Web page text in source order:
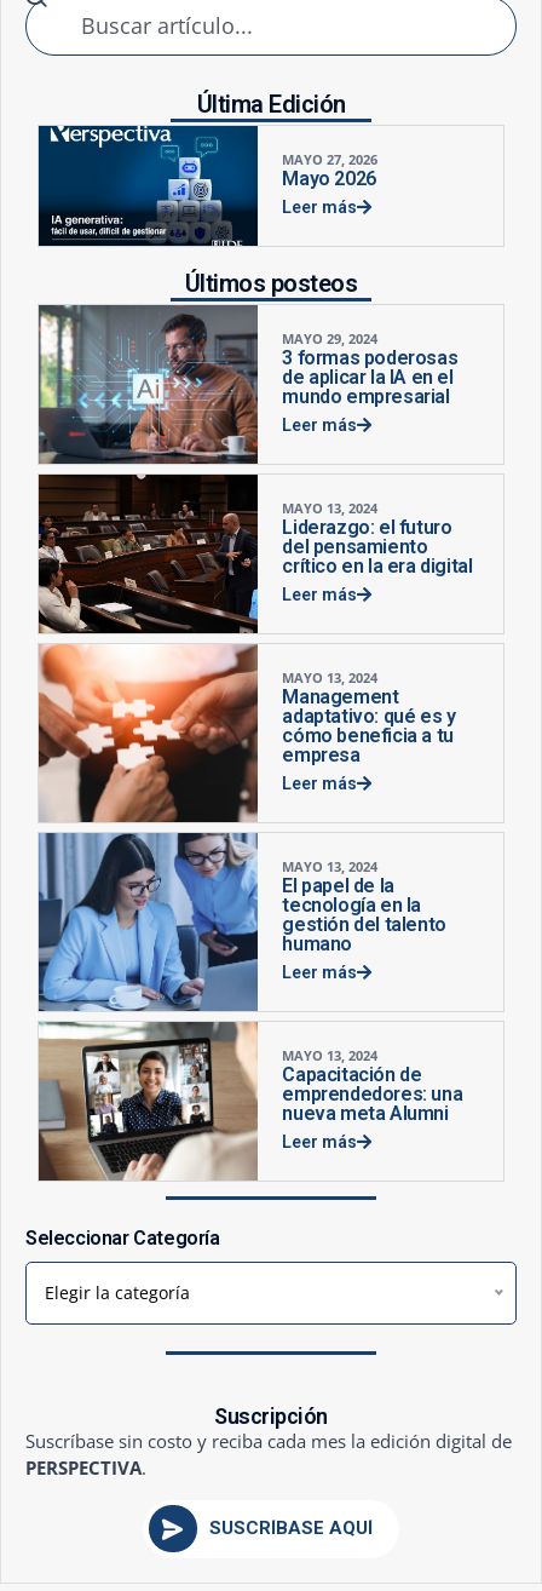
Última Edición
MAYO 27, 2026
Mayo 2026
Leer más
Últimos posteos
MAYO 29, 2024
3 formas poderosas
de aplicar la IA en el
mundo empresarial
Leer más
MAYO 13, 2024
Liderazgo: el futuro
del pensamiento
crítico en la era digital
Leer más
MAYO 13, 2024
Management
adaptativo: qué es y
cómo beneficia a tu
empresa
Leer más
MAYO 13, 2024
El papel de la
tecnología en la
gestión del talento
humano
Leer más
MAYO 13, 2024
Capacitación de
emprendedores: una
nueva meta Alumni
Leer más
Seleccionar Categoría
Elegir la categoría
Suscripción
Suscríbase sin costo y reciba cada mes la edición digital de
PERSPECTIVA.
SUSCRÍBASE AQUÍ